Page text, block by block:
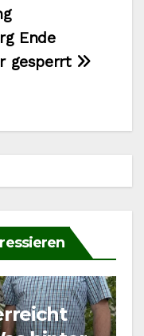
Ende
gesperrt